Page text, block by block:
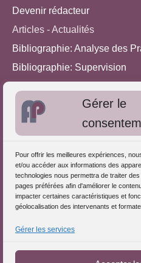
Gérer le
Pour offrir les meilleures expériences,
et/ou accéder aux informations des
technologies nous permettra de traiter
pages préférées afin d'améliorer le
impacter certaines caractéristiques et
géolocalisation des intervenants et
Gérer les services
Devenir rédacteur
Articles - Actualités
Bibliographie: Analyse des
Bibliographie: Supervision
Approches de l'Analyse des
S'inscrire dans l'Annuaire
Publiez vos formations
Charte déontologique